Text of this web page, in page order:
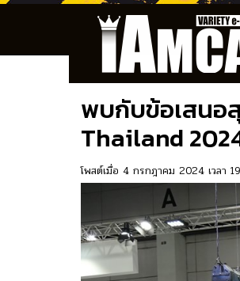
พบกับข้อเสนอ
Thailand
โพสต์เมื่อ 4 กรกฎาคม 2024 เวลา